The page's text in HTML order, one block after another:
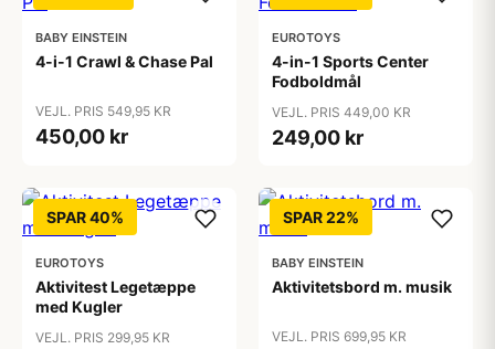
BABY EINSTEIN
4-i-1 Crawl & Chase Pal
VEJL. PRIS 549,95 KR
450,00 kr
EUROTOYS
4-in-1 Sports Center
Fodboldmål
VEJL. PRIS 449,00 KR
249,00 kr
SPAR 40%
EUROTOYS
Aktivitest Legetæppe
med Kugler
VEJL. PRIS 299,95 KR
SPAR 22%
BABY EINSTEIN
Aktivitetsbord m. musik
VEJL. PRIS 699,95 KR